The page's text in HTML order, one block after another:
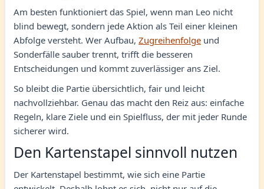
Am besten funktioniert das Spiel, wenn man Leo nicht
blind bewegt, sondern jede Aktion als Teil einer kleinen
Abfolge versteht. Wer Aufbau, Zugreihenfolge und
Sonderfälle sauber trennt, trifft die besseren
Entscheidungen und kommt zuverlässiger ans Ziel.
So bleibt die Partie übersichtlich, fair und leicht
nachvollziehbar. Genau das macht den Reiz aus: einfache
Regeln, klare Ziele und ein Spielfluss, der mit jeder Runde
sicherer wird.
Den Kartenstapel sinnvoll nutzen
Der Kartenstapel bestimmt, wie sich eine Partie